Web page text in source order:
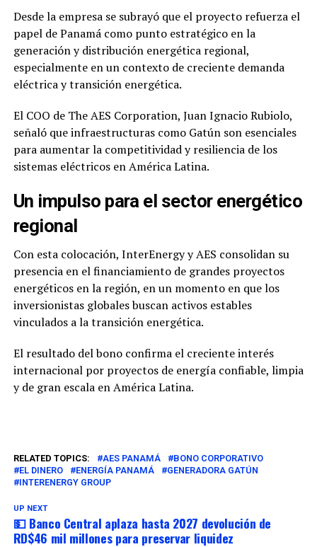
Desde la empresa se subrayó que el proyecto refuerza el
papel de Panamá como punto estratégico en la
generación y distribución energética regional,
especialmente en un contexto de creciente demanda
eléctrica y transición energética.
El COO de The AES Corporation, Juan Ignacio Rubiolo,
señaló que infraestructuras como Gatún son esenciales
para aumentar la competitividad y resiliencia de los
sistemas eléctricos en América Latina.
Un impulso para el sector energético
regional
Con esta colocación, InterEnergy y AES consolidan su
presencia en el financiamiento de grandes proyectos
energéticos en la región, en un momento en que los
inversionistas globales buscan activos estables
vinculados a la transición energética.
El resultado del bono confirma el creciente interés
internacional por proyectos de energía confiable, limpia
y de gran escala en América Latina.
RELATED TOPICS: AES PANAMÁ
BONO CORPORATIVO
EL DINERO
ENERGÍA PANAMÁ
GENERADORA GATÚN
INTERENERGY GROUP
UP NEXT
💵 Banco Central aplaza hasta 2027 devolución de
RD$46 mil millones para preservar liquidez